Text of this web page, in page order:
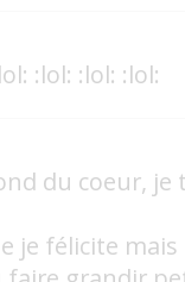
:lol: :lol: :lol:
du coeur, je
je félicite